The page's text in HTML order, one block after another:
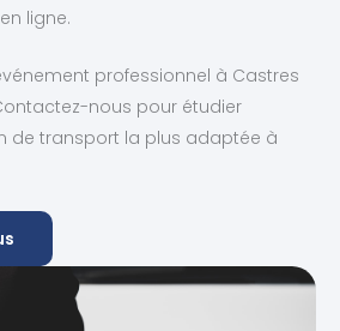
ligne.
professionnel à Castres
nous pour étudier
de transport la plus adaptée à